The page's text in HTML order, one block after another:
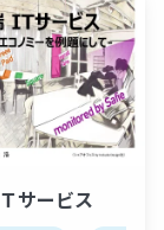
サービス